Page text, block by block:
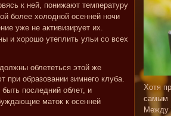
к ней, понижают температуру
более холодной осенней ночи
уже не активизирует их.
и хорошо утеплить ульи со всех
облететься этой же
образовании зимнего клуба.
последний облет, и
маток к осенней
Хотя
самым
Между